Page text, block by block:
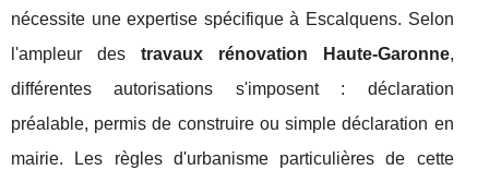
nécessite une expertise spécifique à Escalquens. Selon
l'ampleur des travaux rénovation Haute-Garonne,
différentes autorisations s'imposent : déclaration
préalable, permis de construire ou simple déclaration en
mairie. Les règles d'urbanisme particulières de cette